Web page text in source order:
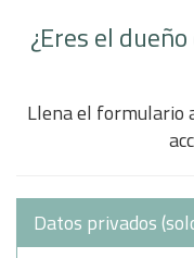
¿Eres el
Llena el formulario
Datos privados